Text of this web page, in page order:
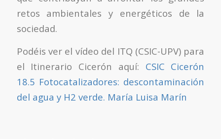
retos ambientales y energéticos de la
sociedad.
Podéis ver el vídeo del ITQ (CSIC-UPV) para
el Itinerario Cicerón aquí: CSIC Cicerón
18.5 Fotocatalizadores: descontaminación
del agua y H2 verde. María Luisa Marín